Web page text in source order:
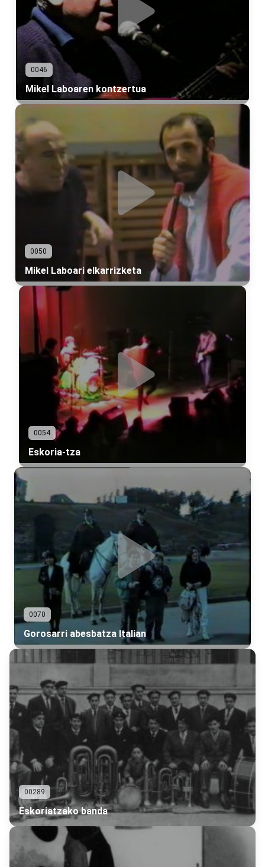
0046
Mikel Laboaren kontzertua
0050
Mikel Laboari elkarrizketa
0054
Eskoria-tza
0070
Gorosarri abesbatza Italian
00289
Eskoriatzako banda